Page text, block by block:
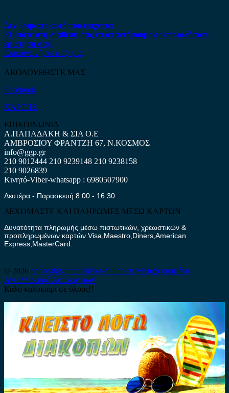
Δεν βρήκατε αυτό που ψάχνετε;
Είμαστε στη διάθεση σας να απαντήσουμε σε οποιαδήποτε
ερώτηση σας.
Επικοινωνήστε μαζί μας
ΑΚΟΛΟΥΘΗΣΤΕ ΜΑΣ
Facebook
ΧΑΡΤΗΣ
ΕΠΙΚΟΙΝΩΝΙΑ
Α.ΠΑΠΑΔΑΚΗ & ΣΙΑ Ο.Ε
ΑΜΒΡΟΣΙΟΥ ΦΡΑΝΤΖΗ 67, Ν.ΚΟΣΜΟΣ
info@ggp.gr
210 9012444 210 9239148 210 9238158
210 9026839
Κινητό-Viber-whatsapp : 6980507900
Δευτέρα - Παρασκευή 8:00 - 16:30
ΔΕΧΟΜΑΣΤΕ ΚΑΙ ΠΛΗΡΩΜΕΣ ΜΕΣΩ ΚΑΡΤΩΝ
Δυνατότητα πληρωμής μέσω πιστωτικών, χρεωστικών &
προπληρωμένων καρτών Visa,Maestro,Diners,American
Express,MasterCard.
© 2026 papadakis.antallaktika-online.eu Μεταχειρισμένα
Ανταλλακτικά Αυτοκινήτων
Καλό καλοκαίρι σε όλους!!